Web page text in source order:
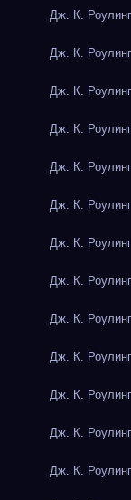
Дж. К.
Дж. К.
Дж. К.
Дж. К.
Дж. К.
Дж. К.
Дж. К.
Дж. К.
Дж. К.
Дж. К.
Дж. К.
Дж. К.
Дж. К.